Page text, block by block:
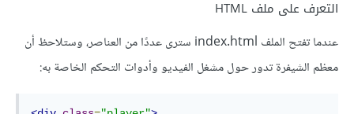
التعرف على ملف HTML
عندما تفتح الملف index.html سترى عددًا من العناصر، وستلاحظ أن
معظم الشيفرة تدور حول مشغل الفيديو وأدوات التحكم الخاصة به: